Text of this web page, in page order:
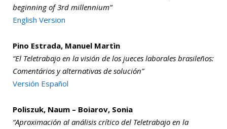
beginning of 3rd millennium”
English Version
Pino Estrada, Manuel Martìn
“El Teletrabajo en la visión de los jueces laborales brasileños:
Comentários y alternativas de solución”
Versión Español
Poliszuk, Naum – Boiarov, Sonia
“Aproximación al análisis crítico del Teletrabajo en la